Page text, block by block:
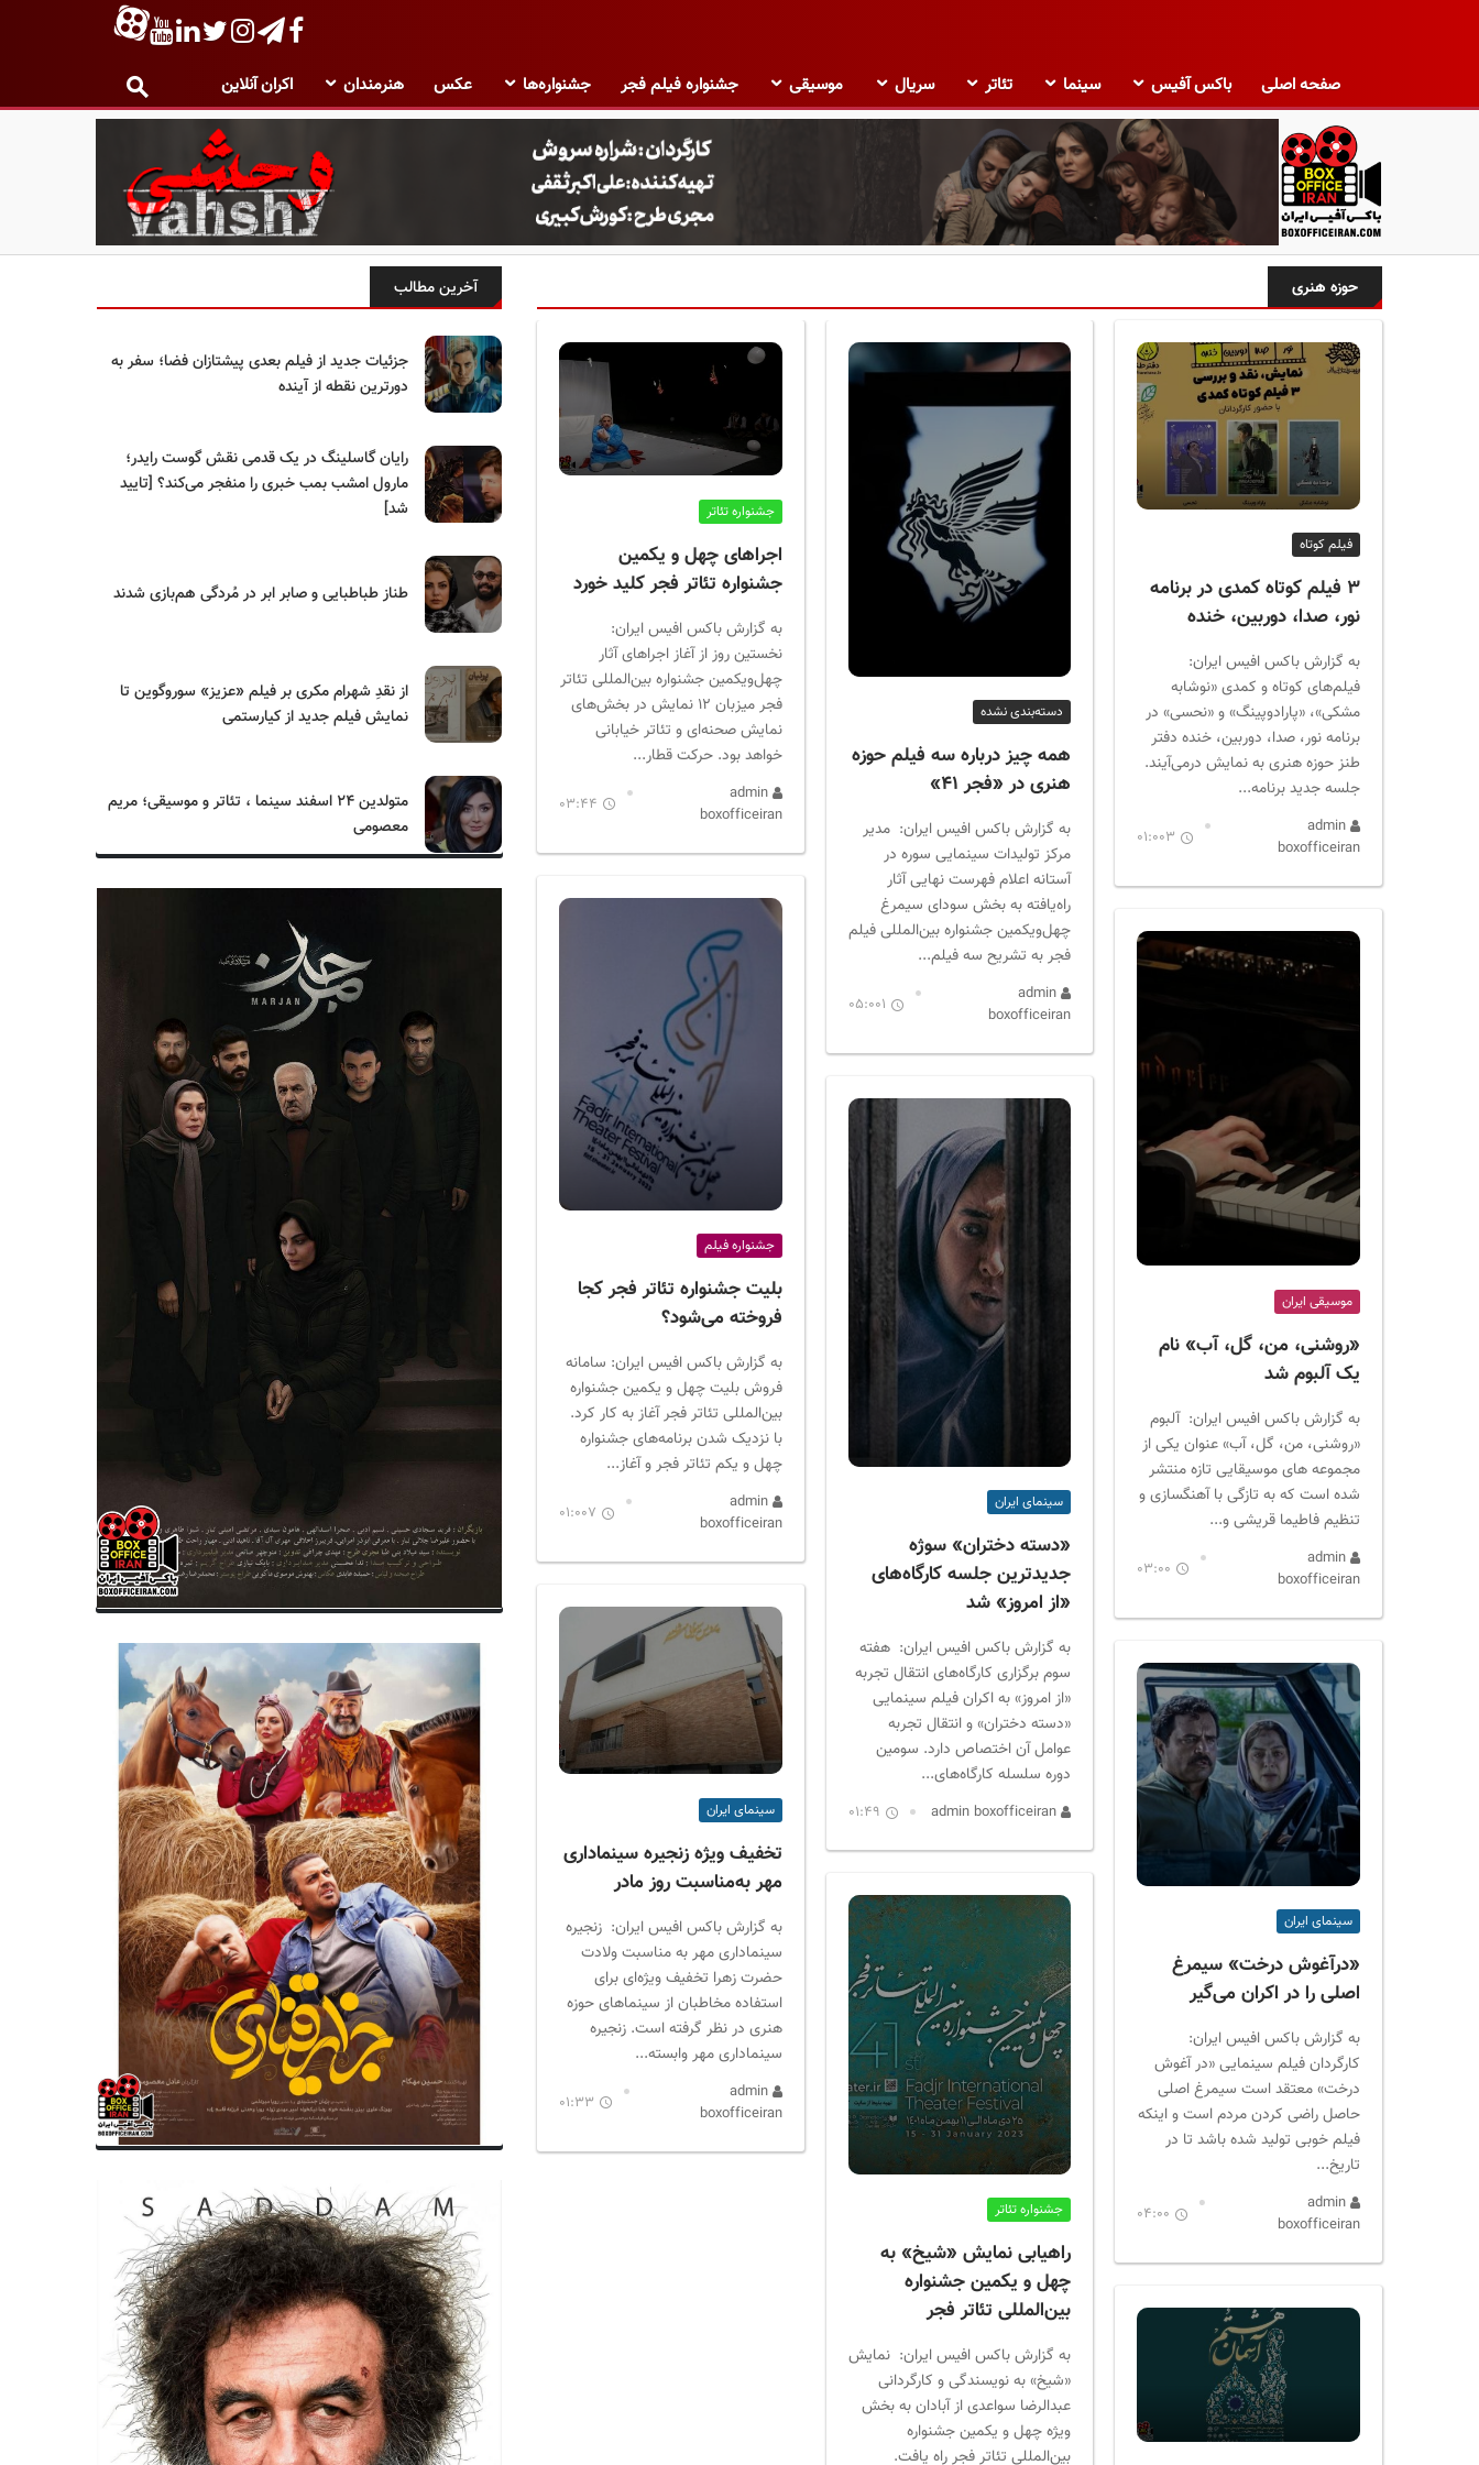
صفحه اصلی باکس آفیس سینما تئاتر سریال موسیقی جشنواره فیلم فجر جشنواره‌ها عکس هنرمندان اکران آنلاین
ب
ک
س
حوزه هنری
فیلم کوتاه
۳ فیلم کوتاه کمدی در برنامه
نور، صدا، دوربین، خنده
به گزارش باکس افیس ایران:
فیلم‌های کوتاه و کمدی «نوشابه
مشکی»، «پارادوپینگ» و «نحسی» در
برنامه نور، صدا، دوربین، خنده دفتر
طنز حوزه هنری به نمایش درمی‌آیند.
جلسه جدید برنامه...
admin
boxofficeiran
01:003
موسیقی ایران
«روشنی، من، گل، آب» نام
یک آلبوم شد
به گزارش باکس افیس ایران: آلبوم
«روشنی، من، گل، آب» عنوان یکی از
مجموعه های موسیقایی تازه منتشر
شده است که به تازگی با آهنگسازی و
تنظیم فاطیما قریشی و...
admin
boxofficeiran
03:00
سینمای ایران
«درآغوش درخت» سیمرغ
اصلی را در اکران می‌گیر
به گزارش باکس افیس ایران:
کارگردان فیلم سینمایی «در آغوش
درخت» معتقد است سیمرغ اصلی
حاصل راضی کردن مردم است و اینکه
فیلم خوبی تولید شده باشد تا در
تاریخ...
admin
boxofficeiran
04:00
دسته‌بندی نشده
همه چیز درباره سه فیلم حوزه
هنری در «فجر ۴۱»
به گزارش باکس افیس ایران: مدیر
مرکز تولیدات سینمایی سوره در
آستانه اعلام فهرست نهایی آثار
راه‌یافته به بخش سودای سیمرغ
چهل‌ویکمین جشنواره بین‌المللی فیلم
فجر به تشریح سه فیلم...
admin
boxofficeiran
05:001
سینمای ایران
«دسته دختران» سوژه
جدیدترین جلسه کارگاه‌های
«از امروز» شد
به گزارش باکس افیس ایران: هفته
سوم برگزاری کارگاه‌های انتقال تجربه
«از امروز» به اکران فیلم سینمایی
«دسته دختران» و انتقال تجربه
عوامل آن اختصاص دارد. سومین
دوره سلسله کارگاه‌های...
admin boxofficeiran
01:49
جشنواره تئاتر
راهیابی نمایش «شیخ» به
چهل و یکمین جشنواره
بین‌المللی تئاتر فجر
به گزارش باکس افیس ایران: نمایش
«شیخ» به نویسندگی و کارگردانی
عبدالرضا سواعدی از آبادان به بخش
ویژه چهل و یکمین جشنواره
بین‌المللی تئاتر فجر راه یافت.
جشنواره تئاتر
اجراهای چهل و یکمین
جشنواره تئاتر فجر کلید خورد
به گزارش باکس افیس ایران:
نخستین روز از آغاز اجراهای آثار
چهل‌ویکمین جشنواره بین‌المللی تئاتر
فجر میزبان ۱۲ نمایش در بخش‌های
نمایش صحنه‌ای و تئاتر خیابانی
خواهد بود. حرکت قطار...
admin
boxofficeiran
03:44
جشنواره فیلم
بلیت جشنواره تئاتر فجر کجا
فروخته می‌شود؟
به گزارش باکس افیس ایران: سامانه
فروش بلیت چهل و یکمین جشنواره
بین‌المللی تئاتر فجر آغاز به کار کرد.
با نزدیک شدن برنامه‌های جشنواره
چهل و یکم تئاتر فجر و آغاز...
admin
boxofficeiran
01:007
سینمای ایران
تخفیف ویژه زنجیره سینماداری
مهر به‌مناسبت روز مادر
به گزارش باکس افیس ایران: زنجیره
سینماداری مهر به مناسبت ولادت
حضرت زهرا تخفیف ویژه‌ای برای
استفاده مخاطبان از سینماهای حوزه
هنری در نظر گرفته است. زنجیره
سینماداری مهر وابسته...
admin
boxofficeiran
01:33
آخرین مطالب
جزئیات جدید از فیلم بعدی پیشتازان فضا؛ سفر به
دورترین نقطه از آینده
رایان گاسلینگ در یک قدمی نقش گوست رایدر؛
مارول امشب بمب خبری را منفجر می‌کند؟ [تایید
شد]
طناز طباطبایی و صابر ابر در مُردگی هم‌بازی شدند
از نقدِ شهرام مکری بر فیلم «عزیز» سوروگوین تا
نمایش فیلم جدید از کیارستمی
متولدین ۲۴ اسفند سینما ، تئاتر و موسیقی؛ مریم
معصومی